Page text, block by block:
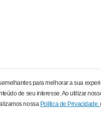
para melhorar a sua
de seu interesse. Ao utilizar
nossa Política de Privacidade.